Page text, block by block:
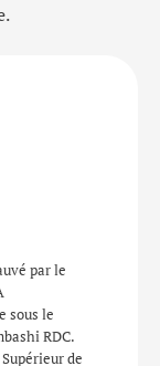
par le
sous le
RDC.
de